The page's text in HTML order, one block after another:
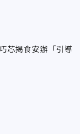
芯揭食安辦「引導